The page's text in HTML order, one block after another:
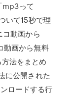
mp3って
いて15秒で理
動画から
動画から無料
法をまとめ
に公開された
ロードする行